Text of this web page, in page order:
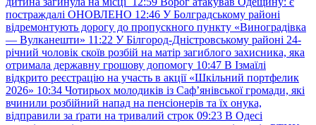
постраждалі ОНОВЛЕНО 12:46 У Болградському районі
відремонтують дорогу до пропускного пункту «Виноградівка
— Вулканешти» 11:22 У Білгород-Дністровському районі 24-
річний чоловік скоїв розбій на матір загиблого захисника, яка
отримала державну грошову допомогу 10:47 В Ізмаїлі
відкрито реєстрацію на участь в акції «Шкільний портфелик
2026» 10:34 Чотирьох молодиків із Саф’янівської громади, які
вчинили розбійний напад на пенсіонерів та їх онука,
відправили за ґрати на тривалий строк 09:23 В Одесі